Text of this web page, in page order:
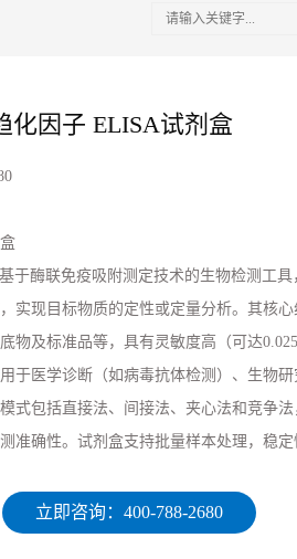
化因子 ELISA试剂盒
于酶联免疫吸附测定技术的生物检测工
实现目标物质的定性或定量分析。其核
物及标准品等，具有灵敏度高（可达
于医学诊断（如病毒抗体检测）、生物
式包括直接法、间接法、夹心法和竞争
准确性。试剂盒支持批量样本处理，稳定
立即咨询：400-788-2680